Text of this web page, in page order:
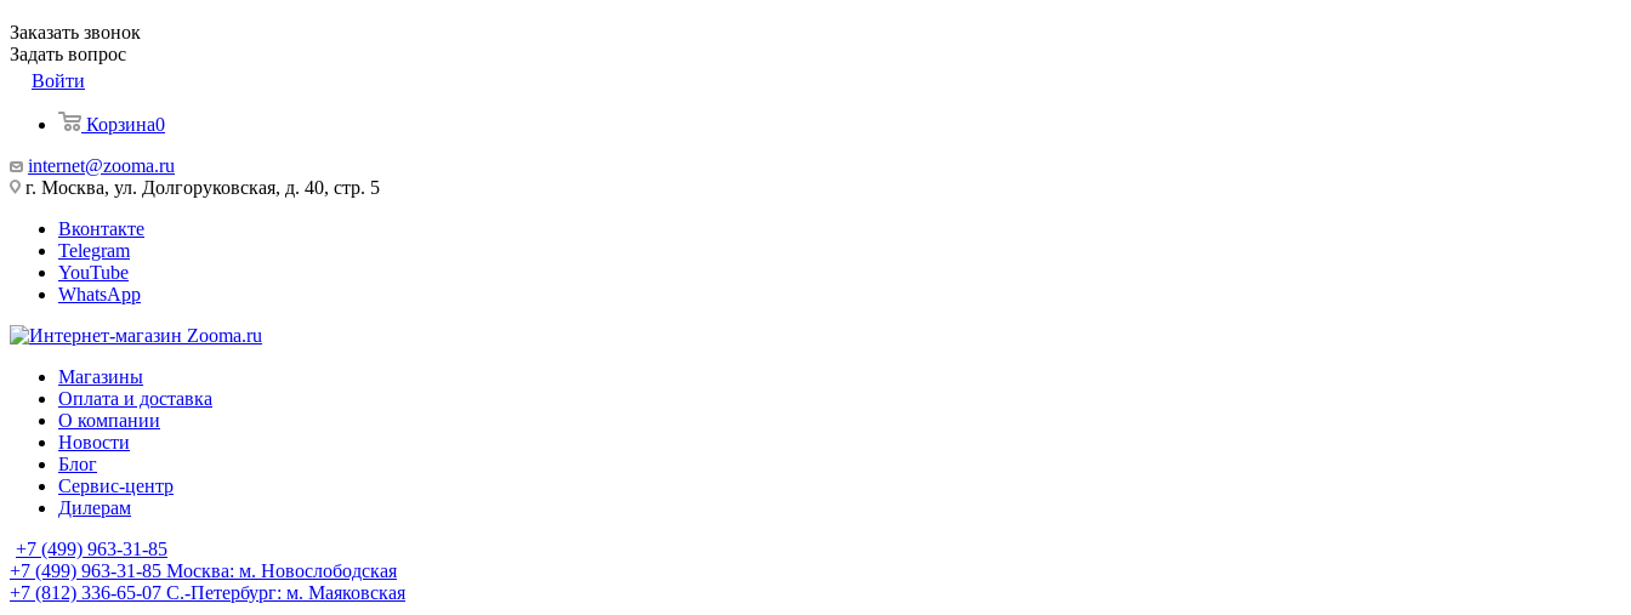
Заказать звонок
Задать вопрос
Войти
Корзина0
internet@zooma.ru
г. Москва, ул. Долгоруковская, д. 40, стр. 5
Вконтакте
Telegram
YouTube
WhatsApp
Магазины
Оплата и доставка
О компании
Новости
Блог
Сервис-центр
Дилерам
+7 (499) 963-31-85
+7 (499) 963-31-85 Москва: м. Новослободская
+7 (812) 336-65-07 С.-Петербург: м. Маяковская